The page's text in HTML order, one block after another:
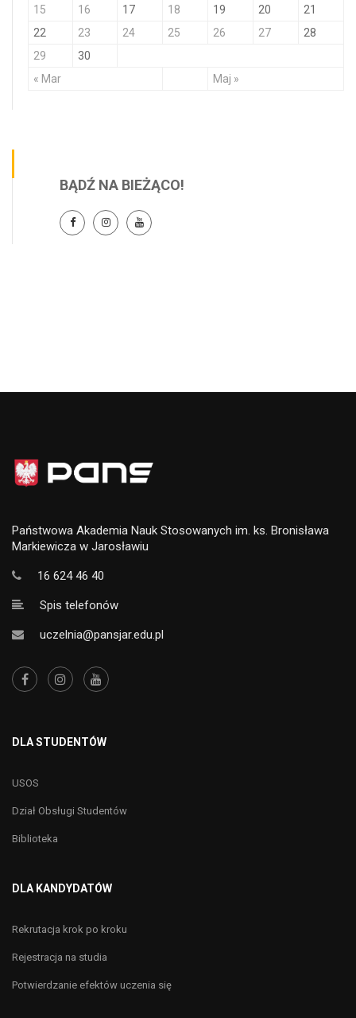
« Mar Maj »
15
16 17 18 19 20
21
22
23 24 25 26 27
28
29
30
BĄDŹ NA BIEŻĄCO!
Państwowa Akademia Nauk Stosowanych im. ks. Bronisława
Markiewicza w Jarosławiu
16 624 46 40
Spis telefonów
uczelnia@pansjar.edu.pl
DLA STUDENTÓW
USOS
Dział Obsługi Studentów
Biblioteka
DLA KANDYDATÓW
Rekrutacja krok po kroku
Rejestracja na studia
Potwierdzanie efektów uczenia się